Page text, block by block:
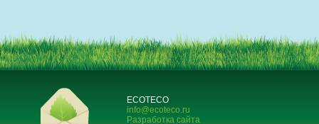
ECOTECO
info@ecoteco.ru
Разработка сайта